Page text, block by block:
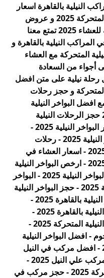
النيلية بالقاهرة اسعار
البواخر النيلية المتحركة 2025 و عروض
المراكب النيلية للعشاء 2025 تمتع معنا
المراكب النيلية بالقاهرة و
المتحركة مع العشاء
أجواء من السعادة
رحلة نيلية على متن افضل
المتحركة و حجز رحلات
افضل البواخر النيلية
المتحركة 2025 حجز الرحلات النيلية
المتحركة اسعار البواخر النيلية 2025 -
عروض البواخر النيلية 2025 - رحلات
البواخر النيلية 2025 - اسعار العشاء في
البواخر النيلية 2025 - ارخص البواخر النيلية
2025 - افضل البواخر النيلية 2025 - البواخر
النيلية المتحركة 2025 - حجز البواخر النيلية
2025 - البواخر النيلية بالقاهرة 2025 -
ارخص البواخر النيلية بالقاهرة 2025 -
ارخص البواخر النيلية المتحركة 2025 -
نيلية 5 نجوم - افضل البواخر النيلية
المتحركة 2025 - افضل مركب في النيل
2025 - افضل مركب علي النيل 2025 -
بواخر نيلية متحركة 2025 - حجز مركب في